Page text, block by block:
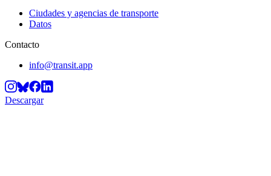
Ciudades y agencias de transporte
Datos
Contacto
info@transit.app
Descargar